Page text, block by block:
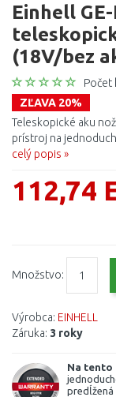
Einhell
(18V/bez
Počet
ZĽAVA 20%
Teleskopické aku
prístroj na
celý popis »
112,74
Množstvo:
Výrobca: EINHELL
Záruka: 3 roky
Na tento
predĺžená